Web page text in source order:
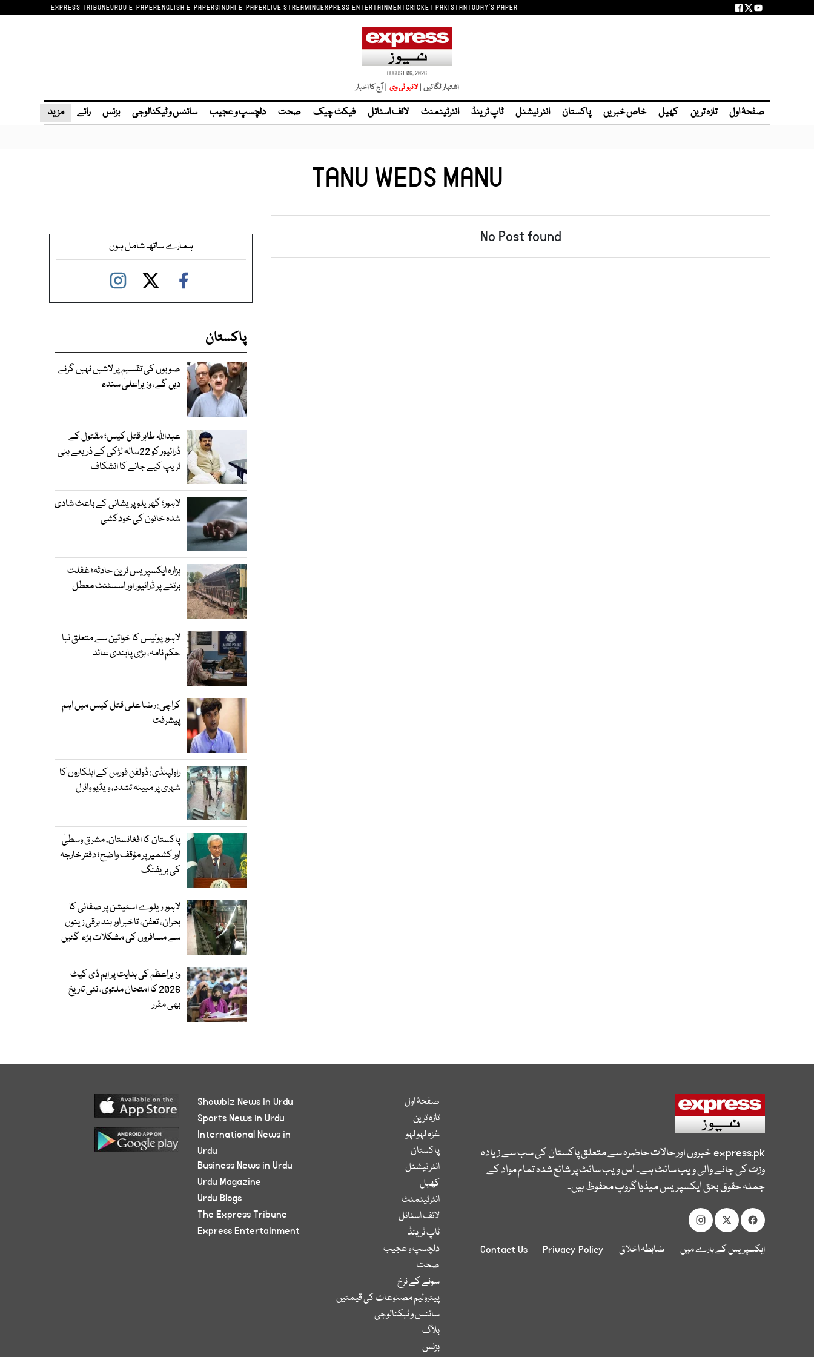
EXPRESS TRIBUNEURDU E-PAPERENGLISH E-PAPERSINDHI E-PAPERLIVE STREAMINGEXPRESS ENTERTAINMENTCRICKET PAKISTANTODAY'S PAPER
AUGUST 06, 2026
اشتہار لگائیں | | آج کا اخبار
صفحۂ اول تازہ ترین کھیل خاص خبریں پاکستان انٹر نیشنل ٹاپ ٹرینڈ انٹرٹینمنٹ لائف اسٹائل فیکٹ چیک صحت دلچسپ و عجیب سائنس و ٹیکنالوجی بزنس رائے مزید
TANU WEDS MANU
No Post found ہمارے ساتھ شامل ہوں
پاکستان
صوبوں کی تقسیم پر لاشیں نہیں گرنے
دیں گے، وزیراعلیٰ سندھ
عبداللہ طاہر قتل کیس؛ مقتول کے
ڈرائیور کو 22سالہ لڑکی کے ذریعے ہنی
ٹریپ کیے جانے کا انشکاف
لاہور؛ گھریلو پریشانی کے باعث شادی
شدہ خاتون کی خودکشی
ہزارہ ایکسپریس ٹرین حادثہ؛ غفلت
برتنے پر ڈرائیور اور اسسٹنٹ معطل
لاہور پولیس کا خواتین سے متعلق نیا
حکم نامہ، بڑی پابندی عائد
کراچی: رضا علی قتل کیس میں اہم
پیشرفت
راولپنڈی: ڈولفن فورس کے اہلکاروں کا
شہری پر مبینہ تشدد، ویڈیو وائرل
پاکستان کا افغانستان، مشرق وسطیٰ
اور کشمیر پر مؤقف واضح؛ دفتر خارجہ
کی بریفنگ
لاہور ریلوے اسٹیشن پر صفائی کا
بحران، تعفن، تاخیر اور بند برقی زینوں
سے مسافروں کی مشکلات بڑھ گئیں
وزیراعظم کی ہدایت پر ایم ڈی کیٹ
2026 کا امتحان ملتوی، نئی تاریخ
بھی مقرر
express.pkخبروں اور حالات حاضرہ سے متعلق پاکستان کی سب سے زیادہ
وزٹ کی جانے والی ویب سائٹ ہے۔ اس ویب سائٹ پر شائع شدہ تمام مواد کے
جملہ حقوق بحق ایکسپریس میڈیا گروپ محفوظ ہیں۔
ایکسپریس کے بارے میں ضابطہ اخلاق Privacy Policy
Contact Us
صفحۂ اول
تازہ ترین
غزہ لہو لہو
پاکستان
انٹر نیشنل
کھیل
انٹرٹینمنٹ
لائف اسٹائل
ٹاپ ٹرینڈ
دلچسپ و عجیب
صحت
سونے کے نرخ
پیٹرولیم مصنوعات کی قیمتیں
سائنس و ٹیکنالوجی
بلاگ
بزنس
Showbiz News in Urdu
Sports News in Urdu
International News in
Urdu
Business News in Urdu
Urdu Magazine
Urdu Blogs
The Express Tribune
Express Entertainment